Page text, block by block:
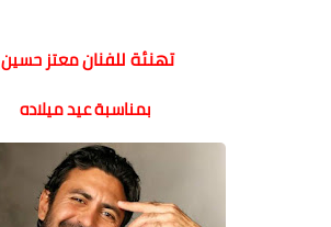
تهنئة للفنانمعتز حسين
بمناسبةعيد ميلاده